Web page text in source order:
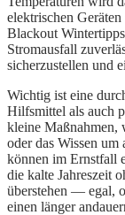
elektrischen
Blackout
Stromausfall
sicherzustellen und
Wichtig ist eine
Hilfsmittel als auch
kleine Maßnahmen,
oder das Wissen
können im Ernstfall
die kalte Jahreszeit
überstehen — egal,
einen länger